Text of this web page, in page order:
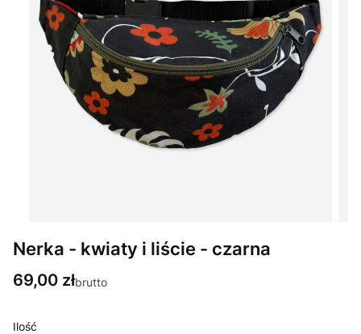
Nerka - kwiaty i liście - czarna
Cena
69,00 złbrutto
Ilość